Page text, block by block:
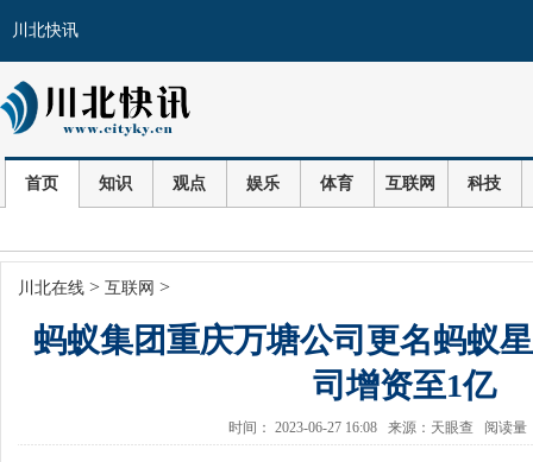
川北快讯
首页 知识 观点 娱乐 体育 互联网 科技
川北在线> 互联网 >
蚂蚁集团重庆万塘公司更名蚂蚁
司增资至1亿
时间： 2023-06-27 16:08 来源：天眼查 阅读